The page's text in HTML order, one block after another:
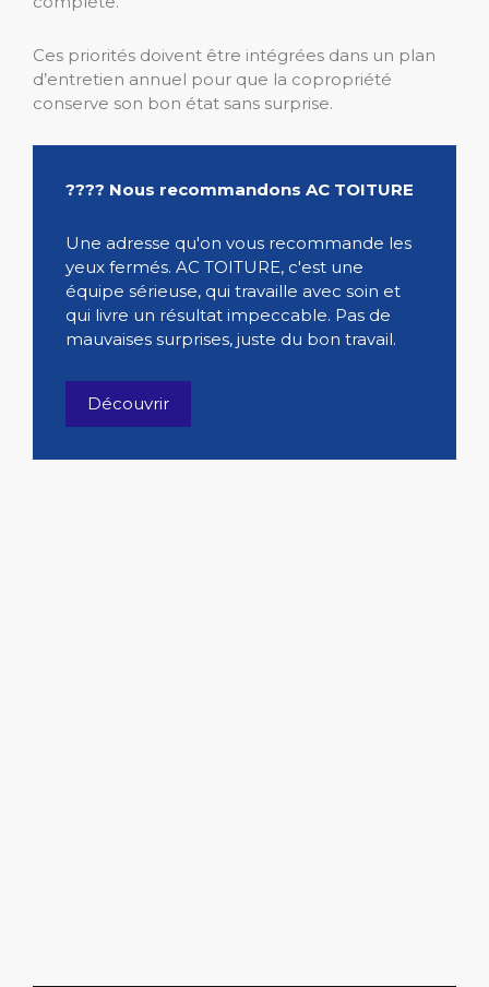
Ces priorités doivent être intégrées dans un plan
d’entretien annuel pour que la copropriété
conserve son bon état sans surprise.
???? Nous recommandons AC TOITURE
Une adresse qu'on vous recommande les
yeux fermés. AC TOITURE, c'est une
équipe sérieuse, qui travaille avec soin et
qui livre un résultat impeccable. Pas de
mauvaises surprises, juste du bon travail.
Découvrir